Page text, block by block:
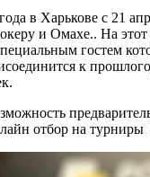
в Харькове с 21
и Омахе.. На
гостем
к
отбор на